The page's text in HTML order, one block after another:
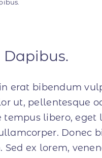
erat bibendum
ut, pellentesque
libero, eget
Donec
ex lorem,